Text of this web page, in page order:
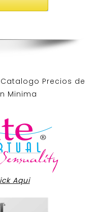
Precios de
Minima
Aqui